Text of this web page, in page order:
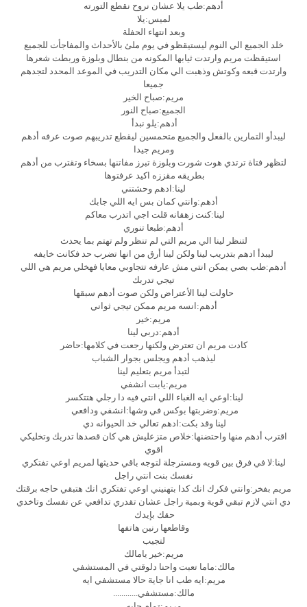
أدهم:طب يلا عشان نروح نقطع التورته
لميس:يلا
وبعد انتهاء الحفلة
خلد الجميع الي النوم ليستيقظو في يوم ملئ بالأحداث والمفاجأت للجميع
استيقظت مريم وارتدت ثيابها المكونه من بنطال وبلوزة وربطت شعرها
وارتدت قبعه وكوتش وذهبت الي مكان التدريب في الموعد المحدد لتجدهم
جميعا
مريم:صباح الخير
الجميع:صباح النور
أدهم:يلو نبدأ
ليبدأو التمارين بالفعل والجميع متحمسين ليقطع تدريبهم صوت عرفه أدهم
ومريم جيدا
لتظهر فتاة ترتدي هوت شورت وبلوزة تبرز مفاتنها بسخاء وتقترب من أدهم
بطريقه مقززه اكيد عرفتوها
لينا:ادهم وحشتني
أدهم:وانتي كمان بس ايه اللي جابك
لينا:كنت زهقانه قلت اجي اتدرب معاكم
أدهم:طبعا تنوري
لتنظر لينا الي مريم التي لم تنظر ولم تهتم بما يحدث
ليبدأ ادهم بتدريب لينا ولكن لينا أرق من انها تضرب حد فكانت خايفه
أدهم:طب بصي يمكن انتي مش عارفه تتجاوبي معايا فهخلي مريم هي اللي
تيجي تدربك
حاولت لينا الأعتراض ولكن صوت أدهم سبقها
أدهم:انسه مريم ممكن تيجي ثواني
مريم:خير
أدهم:دربي لينا
كادت مريم ان تعترض ولكنها رجعت في كلامها:حاضر
ليذهب أدهم ويجلس بجوار الشباب
لتبدأ مريم بتعليم لينا
مريم:يابت انشفي
لينا:اوعي ايه الغباء اللي انتي فيه دا رجلي هتتكسر
مريم:وضربتها بوكس في وشها:انشفي ودافعي
لينا وقد بكت:ادهم تعالي خد الحيوانه دي
اقترب أدهم منها واحتضنها:خلاص متزعليش هي كان قصدها تدربك وتخليكي
اقوي
لينا:لا في فرق بين قويه ومسترجلة لتوجه باقي حديثها لمريم اوعي تفتكري
نفسك بنت انتي راجل
مريم بفخر:وانتي فكرك انك كدا بتهنيني اوعي تفتكري انك هتبقي حاجه برقتك
دي انتي لازم تبقي قوية وبمية راجل عشان تقدري تدافعي عن نفسك وتاخدي
حقك بإيدك
وقاطعها رنين هاتفها
لتجيب
مريم:خير يامالك
مالك:ماما تعبت واحنا دلوقتي في المستشفي
مريم:ايه طب انا جاية حالا مستشفي ايه
مالك:مستشفي............